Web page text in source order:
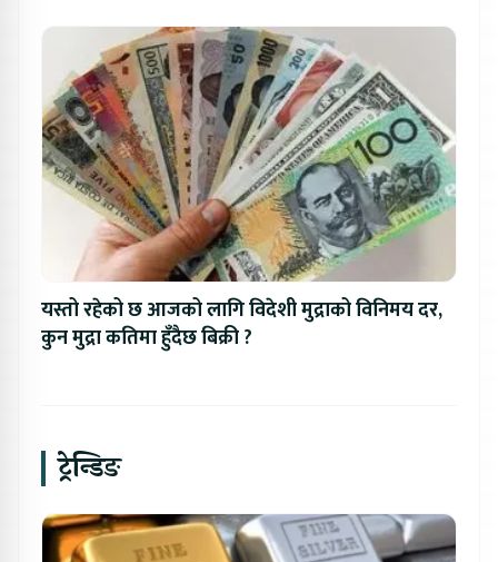
यस्तो रहेको छ आजको लागि विदेशी मुद्राको विनिमय दर,
कुन मुद्रा कतिमा हुँदैछ बिक्री ?
ट्रेन्डिङ